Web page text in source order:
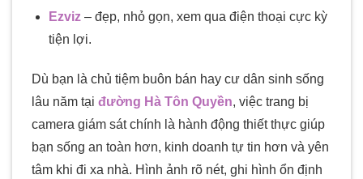
Ezviz– đẹp, nhỏ gọn, xem qua điện thoại cực kỳ
tiện lợi.
Dù bạn là chủ tiệm buôn bán hay cư dân sinh sống
lâu năm tại đường Hà Tôn Quyền, việc trang bị
camera giám sát chính là hành động thiết thực giúp
bạn sống an toàn hơn, kinh doanh tự tin hơn và yên
tâm khi đi xa nhà. Hình ảnh rõ nét, ghi hình ổn định